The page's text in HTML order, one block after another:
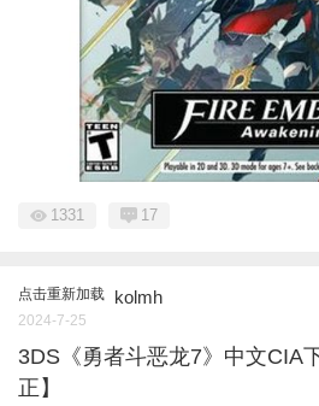
1331 17
点击重新加载 kolmh
2024-7-25
3DS《勇者斗恶龙7》中文CIA
正】